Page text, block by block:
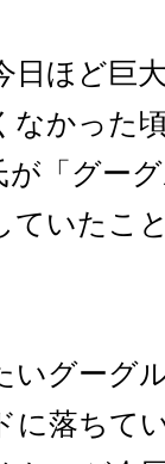
日ほど巨
なかった
が「グー
ていたこ
いグーグ
に落ちて